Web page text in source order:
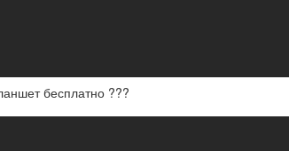
бесплатно ???